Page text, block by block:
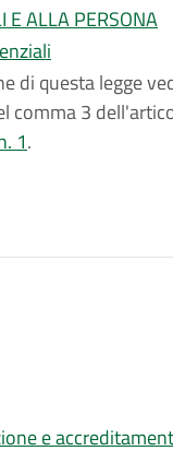
E ALLA PERSONA
di questa legge
comma 3
1.
e